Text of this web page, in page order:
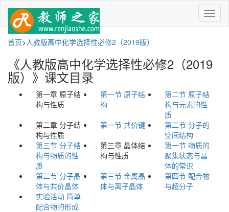
菜
单
首页>人教版高中化学选择性必修2（2019版）
《人教版高中化学选择性必修2（2019
版）》课文目录
第一章 原子结
构与性质
第一节 原子结
构
第二节 原子结
构与元素的性
质
第二章 分子结
构与性质
第一节 共价键
第二节 分子的
空间结构
第三节 分子结
构与物质的性
质
第三章 晶体结
构与性质
第一节 物质的
聚集状态与晶
体的常识
第二节 分子晶
体与共价晶体
第三节 金属晶
体与离子晶体
第四节 配合物
与超分子
实验活动 简单
配合物的形成